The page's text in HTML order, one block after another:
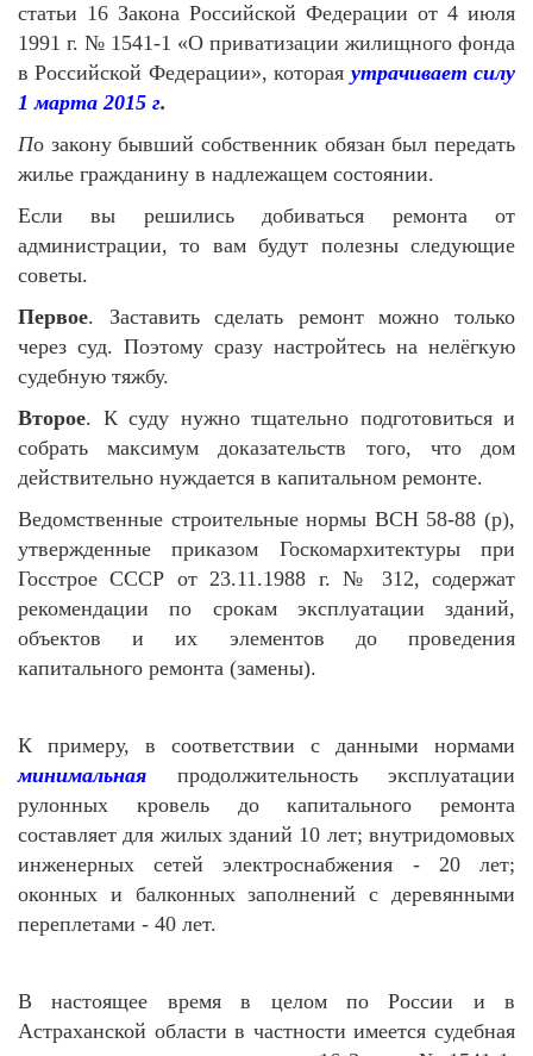
статьи 16 Закона Российской Федерации от 4 июля
1991 г. № 1541-1 «О приватизации жилищного фонда
в Российской Федерации», которая утрачивает силу
1 марта 2015 г.
По закону бывший собственник обязан был передать
жилье гражданину в надлежащем состоянии.
Если вы решились добиваться ремонта от
администрации, то вам будут полезны следующие
советы.
Первое. Заставить сделать ремонт можно только
через суд. Поэтому сразу настройтесь на нелёгкую
судебную тяжбу.
Второе. К суду нужно тщательно подготовиться и
собрать максимум доказательств того, что дом
действительно нуждается в капитальном ремонте.
Ведомственные строительные нормы ВСН 58-88 (р),
утвержденные приказом Госкомархитектуры при
Госстрое СССР от 23.11.1988 г. № 312, содержат
рекомендации по срокам эксплуатации зданий,
объектов и их элементов до проведения
капитального ремонта (замены).
К примеру, в соответствии с данными нормами
минимальная
продолжительность эксплуатации
рулонных кровель до капитального ремонта
составляет для жилых зданий 10 лет; внутридомовых
инженерных сетей электроснабжения - 20 лет;
оконных и балконных заполнений с деревянными
переплетами - 40 лет.
В настоящее время в целом по России и в
Астраханской области в частности имеется судебная